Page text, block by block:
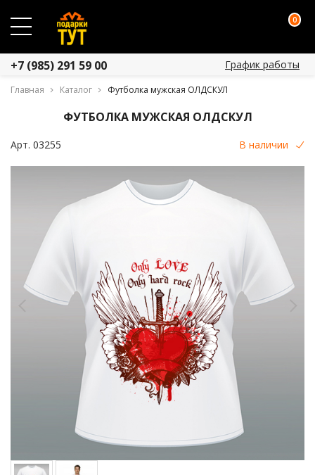
0
+7 (985) 291 59 00 График работы
Главная Каталог Футболка мужская ОЛДСКУЛ
ФУТБОЛКА МУЖСКАЯ ОЛДСКУЛ
Арт. 03255 В наличии